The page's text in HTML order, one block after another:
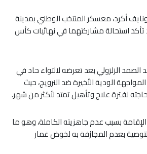
أكرد، معسكر المنتخب الوطني بمدينة
تأكد استحالة مشاركتهما في نهائيات كأس
الزلزولي بعد تعرضه لالتواء حاد في
الودية الأخيرة ضد النرويج، حيث
لفترة علاج وتأهيل تمتد لأكثر من شهر.
بسبب عدم جاهزيته الكاملة، وهو ما
بعدم المجازفة به لخوض غمار